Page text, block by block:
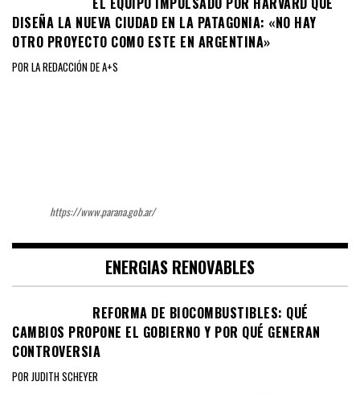
DISEÑA LA NUEVA CIUDAD EN LA PATAGONIA: «NO HAY
OTRO PROYECTO COMO ESTE EN ARGENTINA»
POR LA REDACCIÓN DE A+S
https://www.parana.gob.ar/
ENERGIAS RENOVABLES
REFORMA DE BIOCOMBUSTIBLES: QUÉ
CAMBIOS PROPONE EL GOBIERNO Y POR QUÉ GENERAN
CONTROVERSIA
POR JUDITH SCHEYER